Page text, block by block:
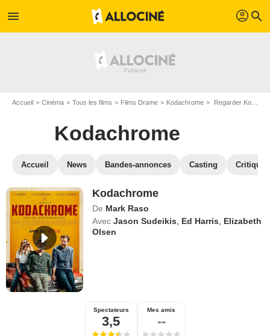
menu profil search
Accueil Cinéma Tous les films Films Drame Kodachrome Regarder Kodachrome en SVOD
Kodachrome
Accueil News Bandes-annonces Casting
Kodachrome
De Mark Raso
Avec Jason Sudeikis Ed Harris
Elizabeth
Olsen
Spectateurs
3,5
Mes amis
--